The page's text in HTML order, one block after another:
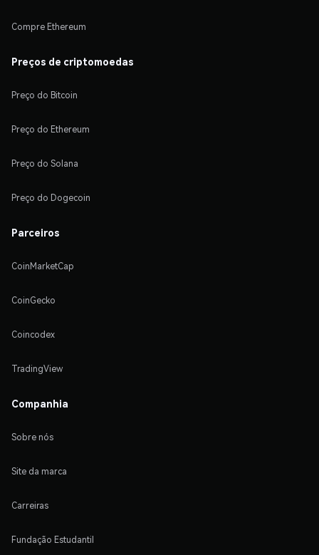
Compre Ethereum
Preços de criptomoedas
Preço do Bitcoin
Preço do Ethereum
Preço do Solana
Preço do Dogecoin
Parceiros
CoinMarketCap
CoinGecko
Coincodex
TradingView
Companhia
Sobre nós
Site da marca
Carreiras
Fundação Estudantil